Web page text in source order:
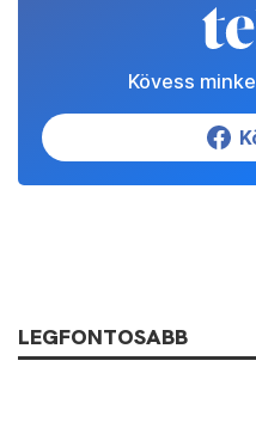
Kövess
LEGFONTOSABB